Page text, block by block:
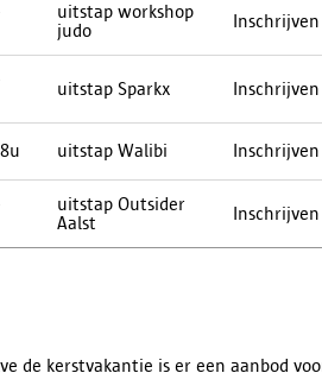
uitstap workshop
judo
uitstap Sparkx
uitstap Walibi
uitstap Outsider
Aalst
de kerstvakantie is er een aanbod